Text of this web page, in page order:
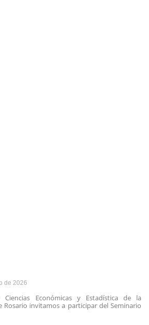
de 2026
Económicas y Estadística de la
Rosario invitamos a participar del Seminario